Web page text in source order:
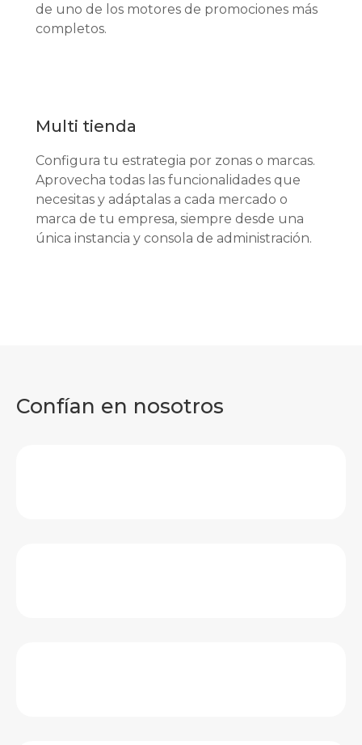
de uno de los motores de promociones más
completos.
Multi tienda
Configura tu estrategia por zonas o marcas.
Aprovecha todas las funcionalidades que
necesitas y adáptalas a cada mercado o
marca de tu empresa, siempre desde una
única instancia y consola de administración.
Confían en nosotros